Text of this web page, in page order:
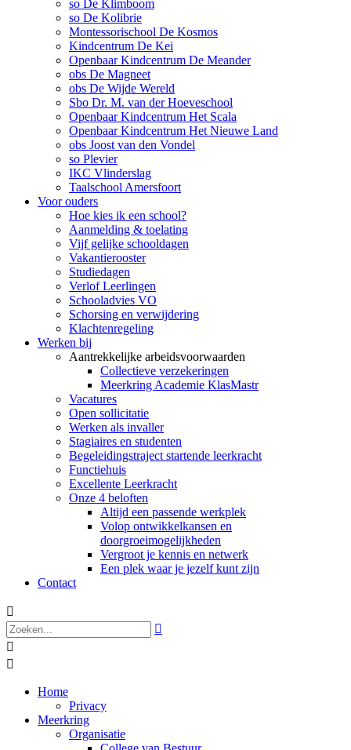
so De Klimboom
so De Kolibrie
Montessorischool De Kosmos
Kindcentrum De Kei
Openbaar Kindcentrum De Meander
obs De Magneet
obs De Wijde Wereld
Sbo Dr. M. van der Hoeveschool
Openbaar Kindcentrum Het Scala
Openbaar Kindcentrum Het Nieuwe Land
obs Joost van den Vondel
so Plevier
IKC Vlinderslag
Taalschool Amersfoort
Voor ouders
Hoe kies ik een school?
Aanmelding & toelating
Vijf gelijke schooldagen
Vakantierooster
Studiedagen
Verlof Leerlingen
Schooladvies VO
Schorsing en verwijdering
Klachtenregeling
Werken bij
Aantrekkelijke arbeidsvoorwaarden
Collectieve verzekeringen
Meerkring Academie KlasMastr
Vacatures
Open sollicitatie
Werken als invaller
Stagiaires en studenten
Begeleidingstraject startende leerkracht
Functiehuis
Excellente Leerkracht
Onze 4 beloften
Altijd een passende werkplek
Volop ontwikkelkansen en
doorgroeimogelijkheden
Vergroot je kennis en netwerk
Een plek waar je jezelf kunt zijn
Contact




Home
Privacy
Meerkring
Organisatie